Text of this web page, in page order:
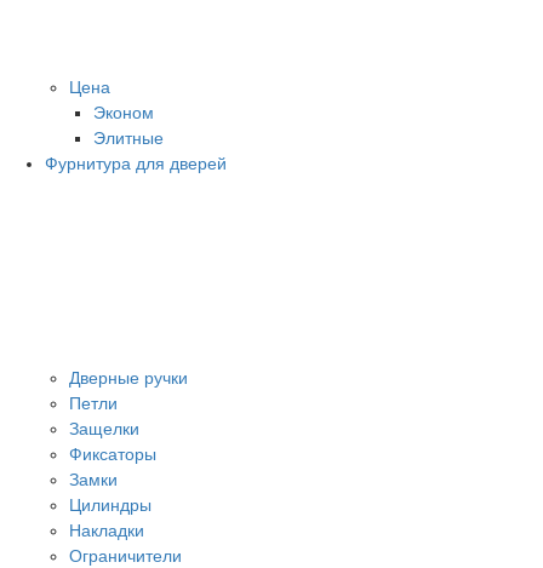
Цена
Эконом
Элитные
Фурнитура для дверей
Дверные ручки
Петли
Защелки
Фиксаторы
Замки
Цилиндры
Накладки
Ограничители